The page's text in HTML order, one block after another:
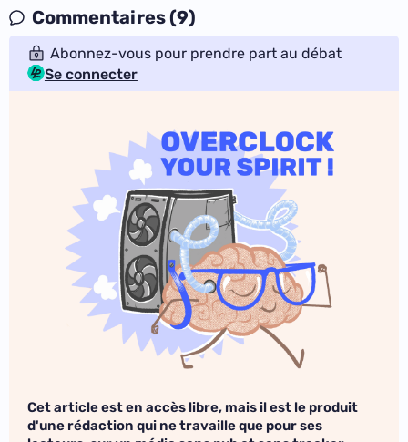
Commentaires (9)
Abonnez-vous pour prendre part au débat
Se connecter
Cet article est en accès libre, mais il est le produit
d'une rédaction qui ne travaille que pour ses